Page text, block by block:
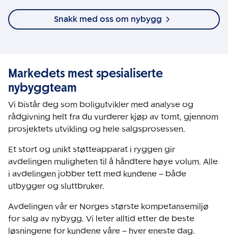
Snakk med oss om nybygg
Markedets mest spesialiserte
nybyggteam
Vi bistår deg som boligutvikler med analyse og
rådgivning helt fra du vurderer kjøp av tomt, gjennom
prosjektets utvikling og hele salgsprosessen.
Et stort og unikt støtteapparat i ryggen gir
avdelingen muligheten til å håndtere høye volum. Alle
i avdelingen jobber tett med kundene – både
utbygger og sluttbruker.
Avdelingen vår er Norges største kompetansemiljø
for salg av nybygg. Vi leter alltid etter de beste
løsningene for kundene våre – hver eneste dag.